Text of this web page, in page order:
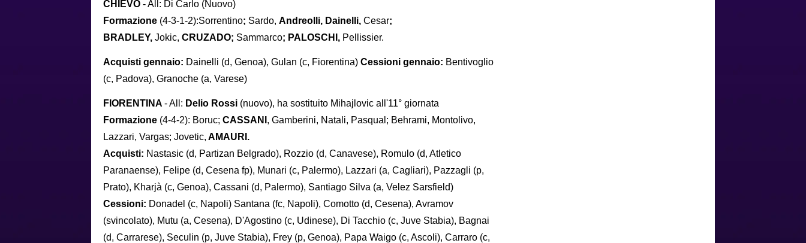
CHIEVO - All: Di Carlo (Nuovo)
Formazione (4-3-1-2):Sorrentino; Sardo, Andreolli, Dainelli, Cesar;
BRADLEY, Jokic, CRUZADO; Sammarco; PALOSCHI, Pellissier.
Acquisti gennaio: Dainelli (d, Genoa), Gulan (c, Fiorentina) Cessioni gennaio: Bentivoglio
(c, Padova), Granoche (a, Varese)
FIORENTINA - All: Delio Rossi (nuovo), ha sostituito Mihajlovic all'11° giornata
Formazione (4-4-2): Boruc; CASSANI , Gamberini, Natali, Pasqual; Behrami, Montolivo,
Lazzari, Vargas; Jovetic, AMAURI.
Acquisti: Nastasic (d, Partizan Belgrado), Rozzio (d, Canavese), Romulo (d, Atletico
Paranaense), Felipe (d, Cesena fp), Munari (c, Palermo), Lazzari (a, Cagliari), Pazzagli (p,
Prato), Kharjà (c, Genoa), Cassani (d, Palermo), Santiago Silva (a, Velez Sarsfield)
Cessioni: Donadel (c, Napoli) Santana (fc, Napoli), Comotto (d, Cesena), Avramov
(svincolato), Mutu (a, Cesena), D'Agostino (c, Udinese), Di Tacchio (c, Juve Stabia), Bagnai
(d, Carrarese), Seculin (p, Juve Stabia), Frey (p, Genoa), Papa Waigo (c, Ascoli), Carraro (c,